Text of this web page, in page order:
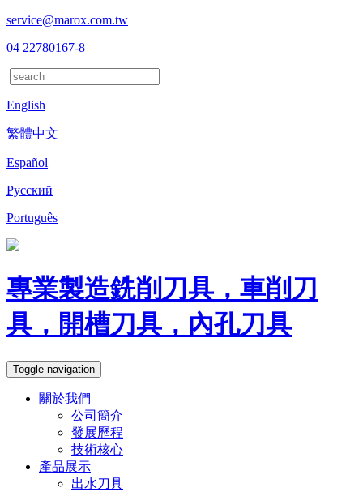
service@marox.com.tw
04 22780167-8
English
繁體中文
Español
Русский
Português
專業製造銑削刀具，車削刀
具，開槽刀具，內孔刀具
Toggle navigation
關於我們
公司簡介
發展歷程
技術核心
產品展示
出水刀具